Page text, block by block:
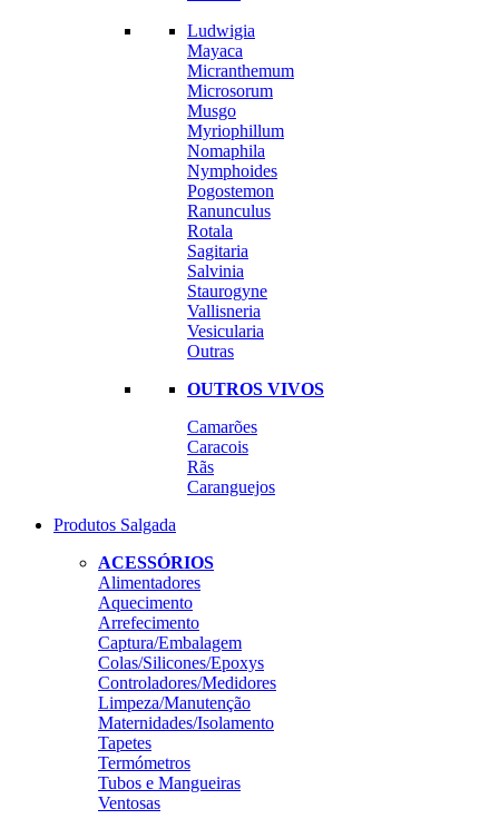
Ludwigia
Mayaca
Micranthemum
Microsorum
Musgo
Myriophillum
Nomaphila
Nymphoides
Pogostemon
Ranunculus
Rotala
Sagitaria
Salvinia
Staurogyne
Vallisneria
Vesicularia
Outras
OUTROS VIVOS
Camarões
Caracois
Rãs
Caranguejos
Produtos Salgada
ACESSÓRIOS
Alimentadores
Aquecimento
Arrefecimento
Captura/Embalagem
Colas/Silicones/Epoxys
Controladores/Medidores
Limpeza/Manutenção
Maternidades/Isolamento
Tapetes
Termómetros
Tubos e Mangueiras
Ventosas